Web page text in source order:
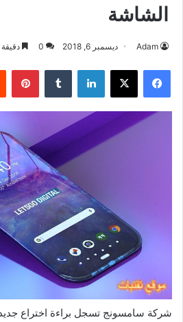
الشاشة
Adam ديسمبر 6, 2018 0
فيسبوك ‫X لينكدإن
شركة سامسونج تسجل براءة اختراع